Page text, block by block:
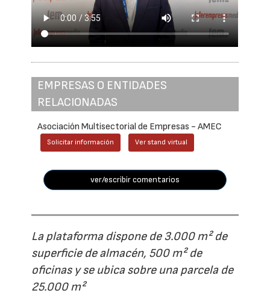
EMPRESAS O ENTIDADES
RELACIONADAS
Asociación Multisectorial de Empresas - AMEC
Solicitar información Ver stand virtual
ver/escribir comentarios
La plataforma dispone de 3.000 m² de
superficie de almacén, 500 m² de
oficinas y se ubica sobre una parcela de
25.000 m²